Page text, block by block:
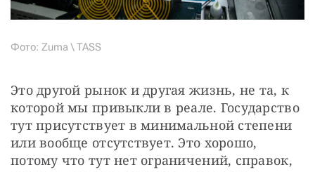
Фото: Zuma \ TASS
Это другой рынок и другая жизнь, не та, к
которой мы привыкли в реале. Государство
тут присутствует в минимальной степени
или вообще отсутствует. Это хорошо,
потому что тут нет ограничений, справок,